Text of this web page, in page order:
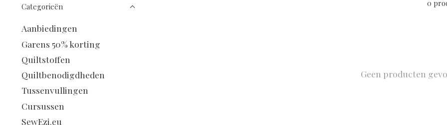
Categorieën
Aanbiedingen
Garens 50% korting
Quiltstoffen
Quiltbenodigdheden
Tussenvullingen
Cursussen
SewEzi.eu
0
Geen producten